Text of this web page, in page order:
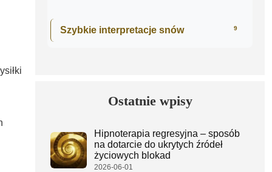
Szybkie interpretacje snów 9
Ostatnie wpisy
Hipnoterapia regresyjna – sposób
na dotarcie do ukrytych źródeł
życiowych blokad
2026-06-01